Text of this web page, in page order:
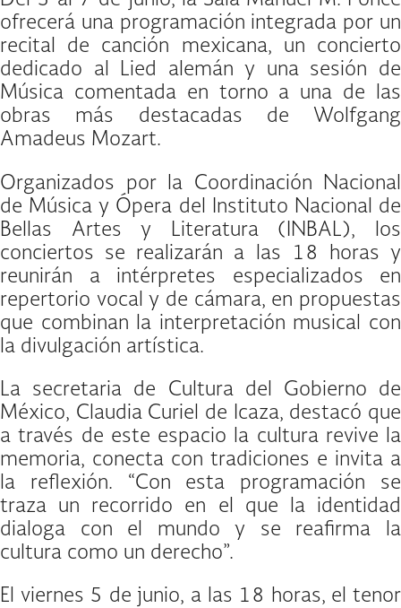
ofrecerá una programación integrada por un
recital de canción mexicana, un concierto
dedicado al Lied alemán y una sesión de
Música comentada en torno a una de las
obras más destacadas de Wolfgang
Amadeus Mozart.
Organizados por la Coordinación Nacional
de Música y Ópera del Instituto Nacional de
Bellas Artes y Literatura (INBAL), los
conciertos se realizarán a las 18 horas y
reunirán a intérpretes especializados en
repertorio vocal y de cámara, en propuestas
que combinan la interpretación musical con
la divulgación artística.
La secretaria de Cultura del Gobierno de
México, Claudia Curiel de Icaza, destacó que
a través de este espacio la cultura revive la
memoria, conecta con tradiciones e invita a
la reflexión. “Con esta programación se
traza un recorrido en el que la identidad
dialoga con el mundo y se reafirma la
cultura como un derecho”.
El viernes 5 de junio, a las 18 horas, el tenor